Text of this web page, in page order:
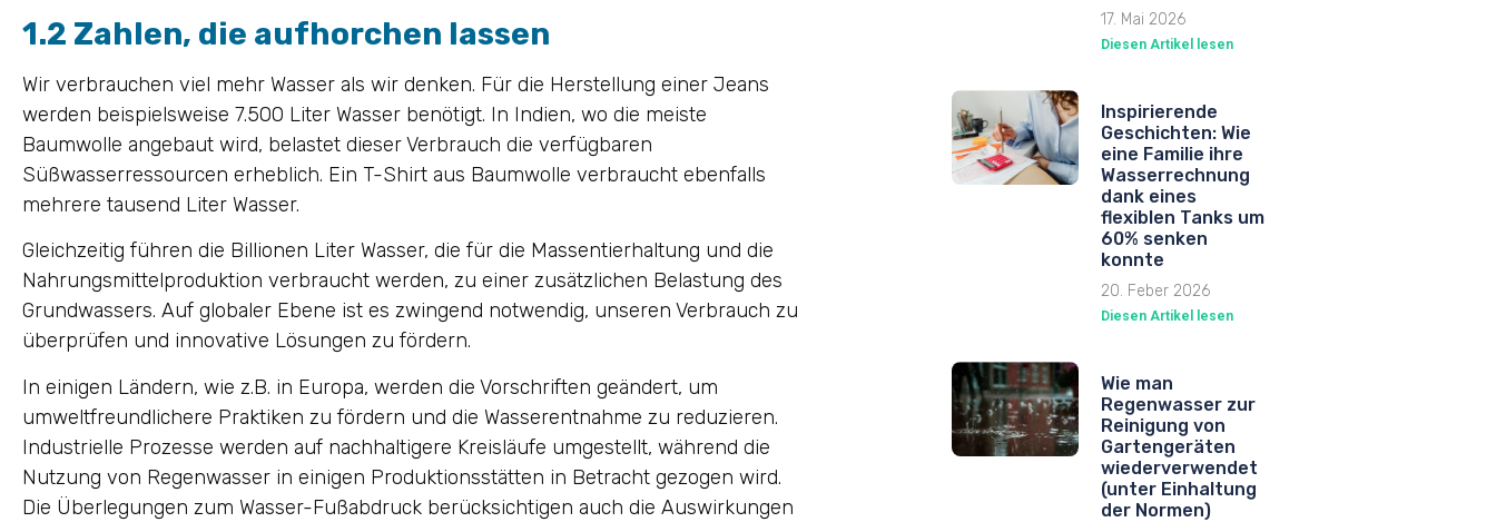
1.2 Zahlen, die aufhorchen lassen
Wir verbrauchen viel mehr Wasser als wir denken. Für die Herstellung einer Jeans
werden beispielsweise 7.500 Liter Wasser benötigt. In Indien, wo die meiste
Baumwolle angebaut wird, belastet dieser Verbrauch die verfügbaren
Süßwasserressourcen erheblich. Ein T-Shirt aus Baumwolle verbraucht ebenfalls
mehrere tausend Liter Wasser.
Gleichzeitig führen die Billionen Liter Wasser, die für die Massentierhaltung und die
Nahrungsmittelproduktion verbraucht werden, zu einer zusätzlichen Belastung des
Grundwassers. Auf globaler Ebene ist es zwingend notwendig, unseren Verbrauch zu
überprüfen und innovative Lösungen zu fördern.
In einigen Ländern, wie z.B. in Europa, werden die Vorschriften geändert, um
umweltfreundlichere Praktiken zu fördern und die Wasserentnahme zu reduzieren.
Industrielle Prozesse werden auf nachhaltigere Kreisläufe umgestellt, während die
Nutzung von Regenwasser in einigen Produktionsstätten in Betracht gezogen wird.
Die Überlegungen zum Wasser-Fußabdruck berücksichtigen auch die Auswirkungen
17. Mai 2026
Diesen Artikel lesen
Inspirierende
Geschichten: Wie
eine Familie ihre
Wasserrechnung
dank eines
flexiblen Tanks um
60% senken
konnte
20. Feber 2026
Diesen Artikel lesen
Wie man
Regenwasser zur
Reinigung von
Gartengeräten
wiederverwendet
(unter Einhaltung
der Normen)